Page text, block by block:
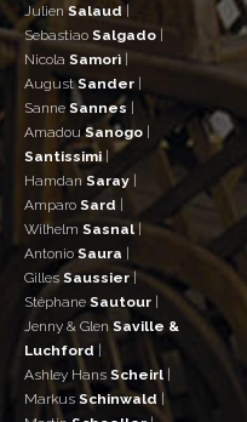
JulienSalaud |
Sebastiao Salgado |
Nicola Samorì |
AugustSander |
Sanne Sannes |
Amadou Sanogo |
Santissimi |
Hamdan Saray |
Amparo Sard |
Wilhelm Sasnal |
Antonio Saura |
Gilles Saussier|
Stéphane Sautour |
Jenny & Glen Saville &
Luchford |
Ashley Hans Scheirl |
Markus Schinwald |